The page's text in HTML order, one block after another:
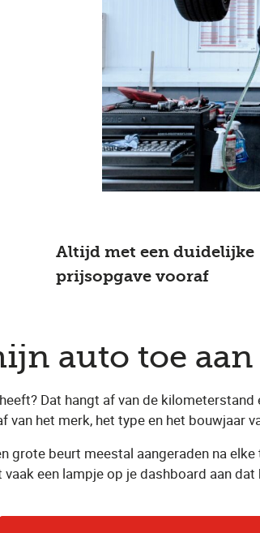
Altijd met een duidelijke
prijsopgave vooraf
auto toe
Dat hangt af van de
van het merk, het type en het bouwjaar
grote beurt meestal aangeraden na
een lampje op je dashboard aan